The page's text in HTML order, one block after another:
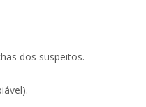
dos suspeitos.